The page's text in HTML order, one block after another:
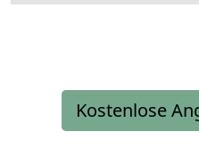
Kostenlose